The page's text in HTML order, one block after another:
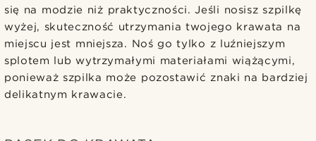
się na modzie niż praktyczności. Jeśli nosisz szpilkę
wyżej, skuteczność utrzymania twojego krawata na
miejscu jest mniejsza. Noś go tylko z luźniejszym
splotem lub wytrzymałymi materiałami wiążącymi,
ponieważ szpilka może pozostawić znaki na bardziej
delikatnym krawacie.